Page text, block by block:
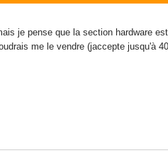
je pense que la section hardware
me le vendre (jaccepte jusqu'à